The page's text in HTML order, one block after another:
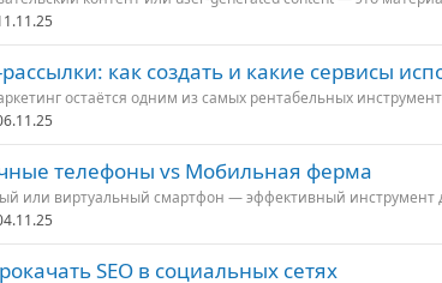
как создать и какие сервисы
остаётся одним из самых рентабельных
телефоны vs Мобильная ферма
или виртуальный смартфон — эффективный инструмент
SEO в социальных сетях